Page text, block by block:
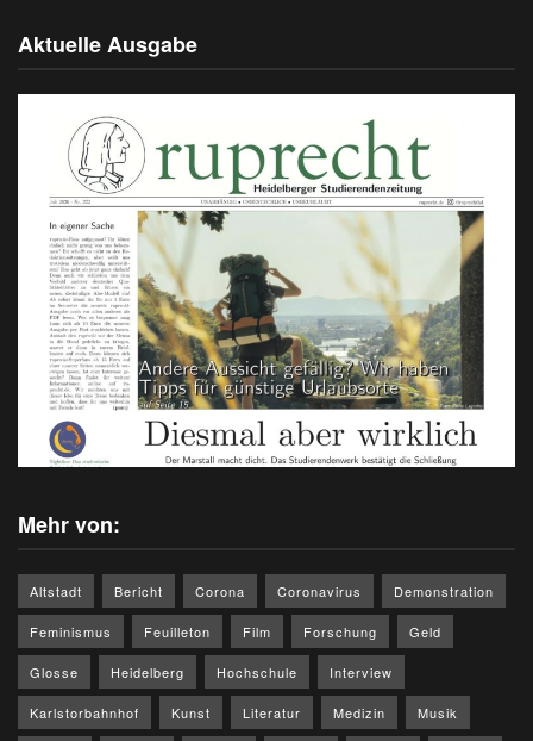
Aktuelle Ausgabe
Mehr von:
Altstadt Bericht Corona Coronavirus Demonstration
Feminismus Feuilleton Film Forschung Geld
Glosse Heidelberg Hochschule Interview
Karlstorbahnhof Kunst Literatur Medizin Musik